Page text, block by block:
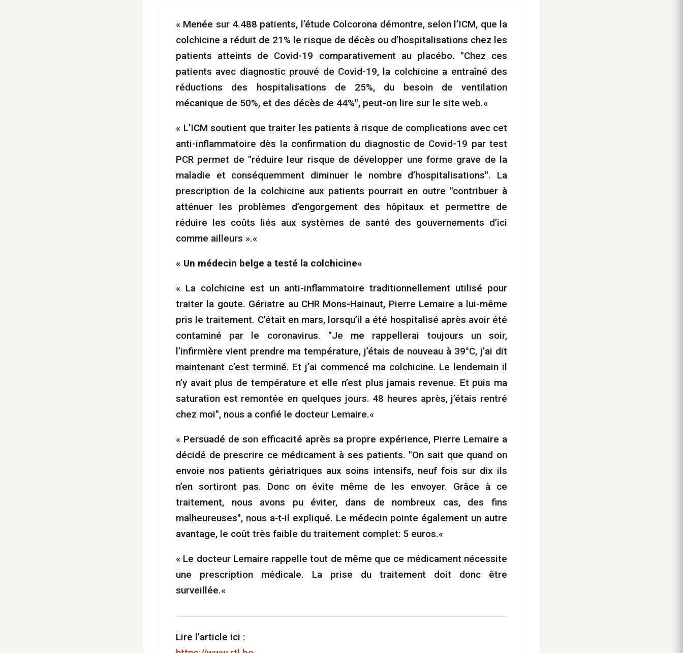
« Menée sur 4.488 patients, l’étude Colcorona démontre, selon l’ICM, que la
colchicine a réduit de 21% le risque de décès ou d’hospitalisations chez les
patients atteints de Covid-19 comparativement au placébo. "Chez ces
patients avec diagnostic prouvé de Covid-19, la colchicine a entraîné des
réductions des hospitalisations de 25%, du besoin de ventilation
mécanique de 50%, et des décès de 44%", peut-on lire sur le site web.«
« L’ICM soutient que traiter les patients à risque de complications avec cet
anti-inflammatoire dès la confirmation du diagnostic de Covid-19 par test
PCR permet de "réduire leur risque de développer une forme grave de la
maladie et conséquemment diminuer le nombre d’hospitalisations". La
prescription de la colchicine aux patients pourrait en outre "contribuer à
atténuer les problèmes d’engorgement des hôpitaux et permettre de
réduire les coûts liés aux systèmes de santé des gouvernements d’ici
comme ailleurs ».«
« Un médecin belge a testé la colchicine«
« La colchicine est un anti-inflammatoire traditionnellement utilisé pour
traiter la goute. Gériatre au CHR Mons-Hainaut, Pierre Lemaire a lui-même
pris le traitement. C’était en mars, lorsqu’il a été hospitalisé après avoir été
contaminé par le coronavirus. "Je me rappellerai toujours un soir,
l’infirmière vient prendre ma température, j’étais de nouveau à 39°C, j’ai dit
maintenant c’est terminé. Et j’ai commencé ma colchicine. Le lendemain il
n’y avait plus de température et elle n’est plus jamais revenue. Et puis ma
saturation est remontée en quelques jours. 48 heures après, j’étais rentré
chez moi", nous a confié le docteur Lemaire.«
« Persuadé de son efficacité après sa propre expérience, Pierre Lemaire a
décidé de prescrire ce médicament à ses patients. "On sait que quand on
envoie nos patients gériatriques aux soins intensifs, neuf fois sur dix ils
n’en sortiront pas. Donc on évite même de les envoyer. Grâce à ce
traitement, nous avons pu éviter, dans de nombreux cas, des fins
malheureuses", nous a‑t‑il expliqué. Le médecin pointe également un autre
avantage, le coût très faible du traitement complet: 5 euros.«
« Le docteur Lemaire rappelle tout de même que ce médicament nécessite
une prescription médicale. La prise du traitement doit donc être
surveillée.«
Lire l’article ici :